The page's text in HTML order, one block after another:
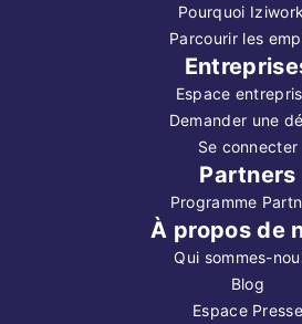
Pourquoi
Parcourir les
Espace
Demander une
Se connecter
Partners
Programme
À propos de
Qui sommes-
Blog
Espace Presse